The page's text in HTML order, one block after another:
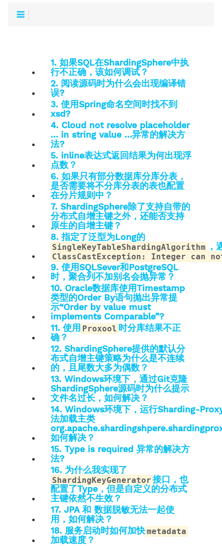
1. 如果SQL在ShardingSphere中执
行不正确，该如何调试？
2. 阅读源码时为什么会出现编译错
误?
3. 使用Spring命名空间时找不到
xsd?
4. Cloud not resolve placeholder
… in string value …异常的解决方
法?
5. inline表达式返回结果为何出现浮
点数？
6. 如果只有部分数据库分库分表，
是否需要将不分库分表的表也配置
在分片规则中？
7. ShardingSphere除了支持自带的
分布式自增主键之外，还能否支持
原生的自增主键？
8. 指定了泛型为Long的
SingleKeyTableShardingAlgorithm ，
ClassCastException: Integer can
9. 使用SQLSever和PostgreSQL
时，聚合列不加别名会抛异常？
10. Oracle数据库使用Timestamp
类型的Order By语句抛出异常提
示“Order by value must
implements Comparable”?
11. 使用 Proxool 时分库结果不正
确？
12. ShardingSphere提供的默认分
布式自增主键策略为什么是不连续
的，且尾数大多为偶数？
13. Windows环境下，通过Git克隆
ShardingSphere源码时为什么提示
文件名过长，如何解决？
14. Windows环境下，运行Sharding-
法加载主类
如何解决？
15. Type is required 异常的解决方
法?
16. 为什么我实现了
ShardingKeyGenerator 接口，也
配置了Type，但是自定义的分布式
主键依然不生效？
17. JPA 和 数据脱敏无法一起使
用，如何解决？
18. 服务启动时如何加快metadata
加载速度？